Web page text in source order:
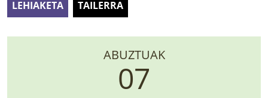
LURRAREN AGENDA
AZOKA
LEHIAKETA TAILERRA
ABUZTUAK
07